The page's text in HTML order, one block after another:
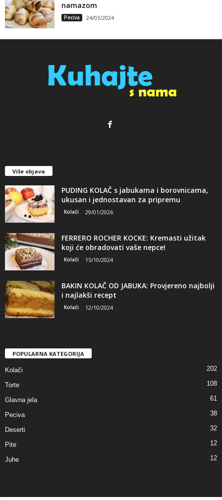
namazom
Peciva 24/03/2024
Više objava
PUDING KOLAČ s jabukama i borovnicama,
ukusan i jednostavan za pripremu
Kolači 29/01/2026
FERRERO ROCHER KOCKE: Kremasti užitak
koji će obradovati vaše nepce!
Kolači 15/10/2024
BAKIN KOLAČ OD JABUKA: Provjereno najbolji
i najlakši recept
Kolači 12/10/2024
POPULARNA KATEGORIJA
Kolači 202
Torte 108
Glavna jela 61
Peciva 38
Deserti 32
Pite 12
Juhe 12